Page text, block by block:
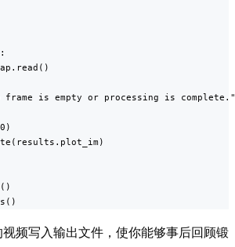
frame is empty or processing is
频写入输出文件，使你能够事后回顾锻